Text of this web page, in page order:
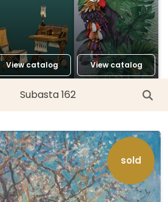
View catalog View catalog
Subasta 162
sold